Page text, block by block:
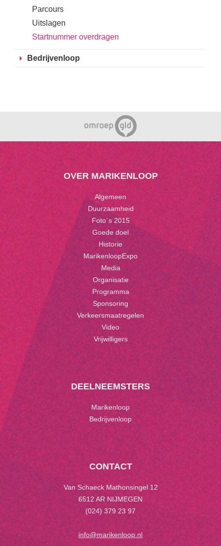
Parcours
Uitslagen
Startnummer overdragen
Bedrijvenloop
OVER MARIKENLOOP
Algemeen
Duurzaamheid
Foto´s 2015
Goede doel
Historie
MarikenloopExpo
Media
Organisatie
Programma
Sponsoring
Verkeersmaatregelen
Video
Vrijwilligers
DEELNEEMSTERS
Marikenloop
Bedrijvenloop
CONTACT
Van Schaeck Mathonsingel 12
6512 AR NIJMEGEN
(024) 379 23 97
info@marikenloop.nl